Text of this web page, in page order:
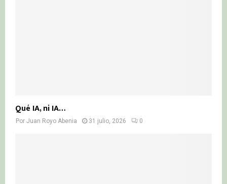
Qué IA, ni IA…
Por Juan Royo Abenia 31 julio, 2026 0